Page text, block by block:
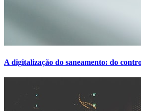
A digitalização do saneamento: do